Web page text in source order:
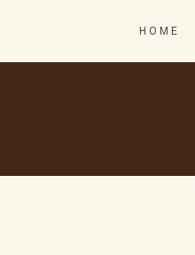
HOME